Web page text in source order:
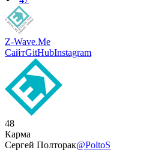
Z-Wave.Me
СайтGitHubInstagram
48
Карма
Сергей Полторак@PoltoS